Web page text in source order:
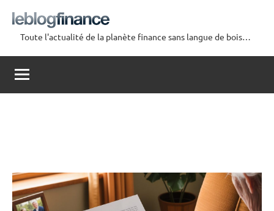
contenu
Le
Blog
Finance
Toute l'actualité de la planète finance sans langue de bois…